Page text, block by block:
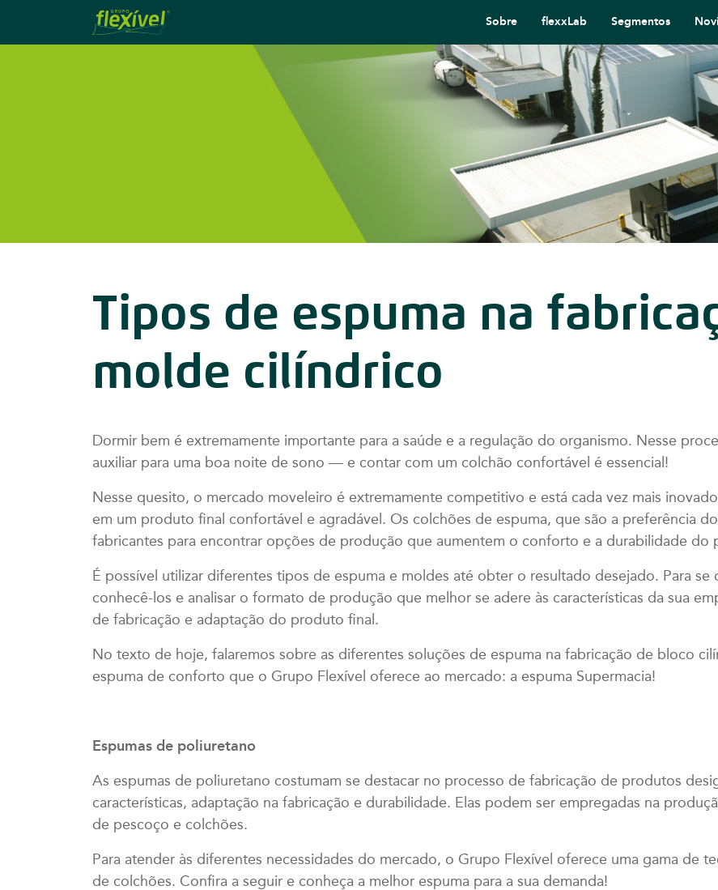
Sobre flexxLab Segmentos
Tipos de espuma na
molde cilíndrico
Dormir bem é extremamente importante para a saúde e a regulação do organismo. Nesse
auxiliar para uma boa noite de sono — e contar com um colchão confortável é essencial!
Nesse quesito, o mercado moveleiro é extremamente competitivo e está cada vez mais
em um produto final confortável e agradável. Os colchões de espuma, que são a preferência
fabricantes para encontrar opções de produção que aumentem o conforto e a durabilidade do
É possível utilizar diferentes tipos de espuma e moldes até obter o resultado desejado. Para se
conhecê-los e analisar o formato de produção que melhor se adere às características da sua
de fabricação e adaptação do produto final.
No texto de hoje, falaremos sobre as diferentes soluções de espuma na fabricação de bloco
espuma de conforto que o Grupo Flexível oferece ao mercado: a espuma Supermacia!
Espumas de poliuretano
As espumas de poliuretano costumam se destacar no processo de fabricação de produtos
características, adaptação na fabricação e durabilidade. Elas podem ser empregadas na
de pescoço e colchões.
Para atender às diferentes necessidades do mercado, o Grupo Flexível oferece uma gama de
de colchões. Confira a seguir e conheça a melhor espuma para a sua demanda!